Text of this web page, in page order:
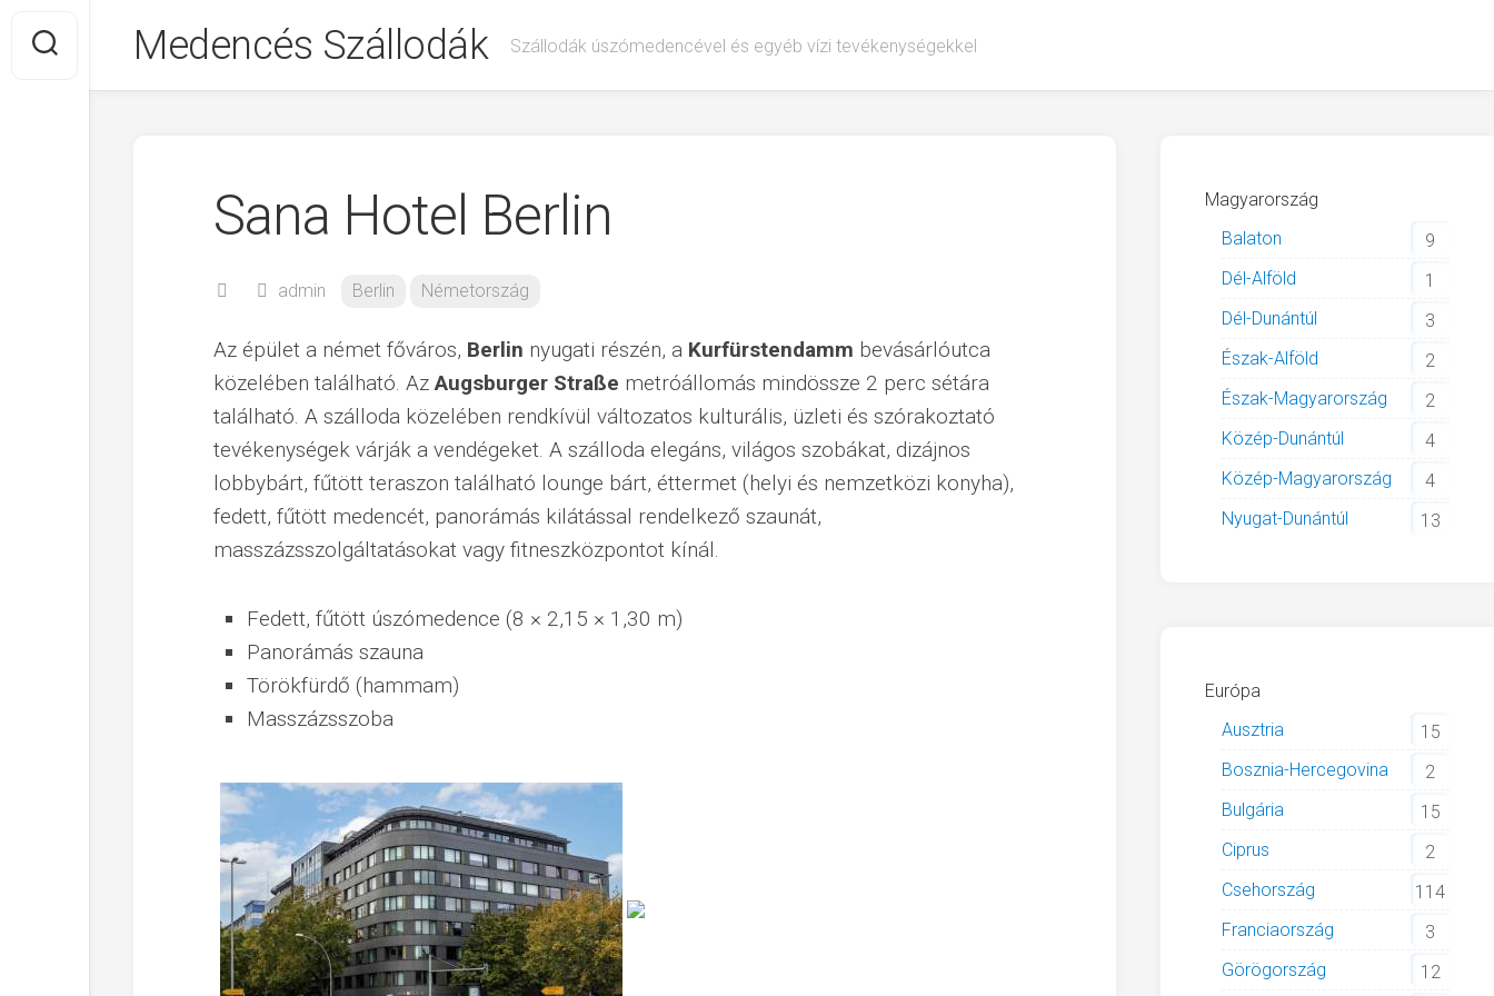
content
Medencés Szállodák Szállodák úszómedencével és egyéb vízi tevékenységekkel
Sana Hotel Berlin
admin Berlin Németország
Az épület a német főváros, Berlin nyugati részén, a Kurfürstendamm bevásárlóutca
közelében található. AzAugsburger Straße metróállomás mindössze 2 perc sétára
található. A szálloda közelében rendkívül változatos kulturális, üzleti és szórakoztató
tevékenységek várják a vendégeket. A szálloda elegáns, világos szobákat, dizájnos
lobbybárt, fűtött teraszon található lounge bárt, éttermet (helyi és nemzetközi konyha),
fedett, fűtött medencét, panorámás kilátással rendelkező szaunát,
masszázsszolgáltatásokat vagy fitneszközpontot kínál.
Fedett, fűtött úszómedence (8 × 2,15 × 1,30 m)
Panorámás szauna
Törökfürdő (hammam)
Masszázsszoba
Magyarország
Balaton
9
Dél-Alföld
1
Dél-Dunántúl
3
Észak-Alföld
2
Észak-Magyarország
2
Közép-Dunántúl
4
Közép-Magyarország
4
Nyugat-Dunántúl
13
Európa
Ausztria
15
Bosznia-Hercegovina
2
Bulgária
15
Ciprus
2
Csehország
114
Franciaország
3
Görögország
12